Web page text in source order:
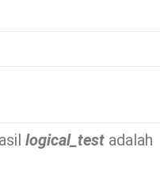
logical_test adalah